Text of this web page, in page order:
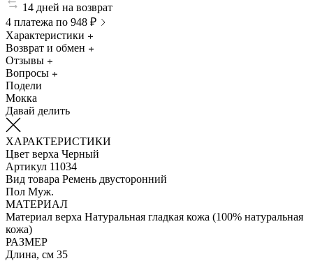
14 дней на возврат
4 платежа по 948 ₽
Характеристики
Возврат и обмен
Отзывы
Вопросы
Подели
Мокка
Давай делить
ХАРАКТЕРИСТИКИ
Цвет верха Черный
Артикул 11034
Вид товара Ремень двусторонний
Пол Муж.
МАТЕРИАЛ
Материал верха Натуральная гладкая кожа (100% натуральная
кожа)
РАЗМЕР
Длина, см 35